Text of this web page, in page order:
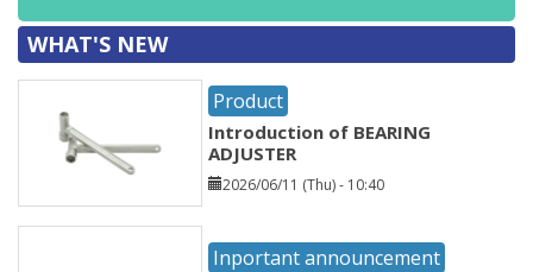
WHAT'S NEW
Product
Introduction of BEARING
ADJUSTER
2026/06/11 (Thu) - 10:40
Inportant announcement